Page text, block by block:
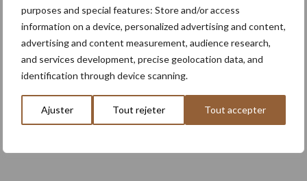
purposes and special features: Store and/or access
information on a device, personalized advertising and content,
advertising and content measurement, audience research,
and services development, precise geolocation data, and
identification through device scanning.
Ajuster Tout rejeter Tout accepter
31 Juil
Nooteboom et Rheinmetall
présentent une remorque militaire
avancée à huit essieux
En savoir plus